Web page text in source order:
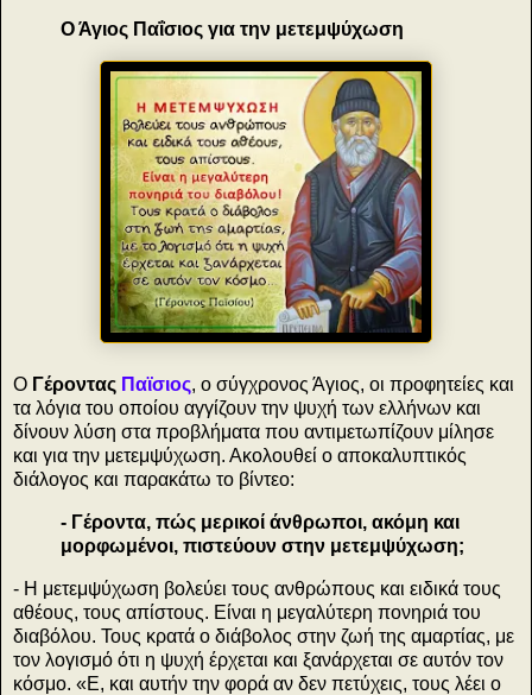
Ο Άγιος Παΐσιος για την μετεμψύχωση
Ο Γέροντας Παϊσιος, ο σύγχρονος Άγιος, οι προφητείες και
τα λόγια του οποίου αγγίζουν την ψυχή των ελλήνων και
δίνουν λύση στα προβλήματα που αντιμετωπίζουν μίλησε
και για την μετεμψύχωση. Ακολουθεί ο αποκαλυπτικός
διάλογος και παρακάτω το βίντεο:
- Γέροντα, πώς μερικοί άνθρωποι, ακόμη και
μορφωμένοι, πιστεύουν στην μετεμψύχωση;
- Η μετεμψύχωση βολεύει τους ανθρώπους και ειδικά τους
αθέους, τους απίστους. Είναι η μεγαλύτερη πονηριά του
διαβόλου. Τους κρατά ο διάβολος στην ζωή της αμαρτίας, με
τον λογισμό ότι η ψυχή έρχεται και ξανάρχεται σε αυτόν τον
κόσμο. «Ε, και αυτήν την φορά αν δεν πετύχεις, τους λέει ο